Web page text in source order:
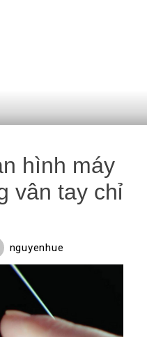
hình máy
vân tay chỉ
nguyenhue